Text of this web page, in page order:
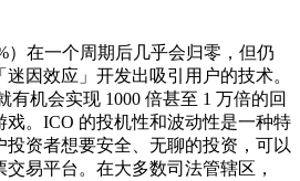
）在一个周期后几乎会归零，但仍
因效应」开发出吸引用户的技术。
有机会实现 1000 倍甚至 1 万倍的回
。ICO 的投机性和波动性是一种特
资者想要安全、无聊的投资，可以
易平台。在大多数司法管辖区，